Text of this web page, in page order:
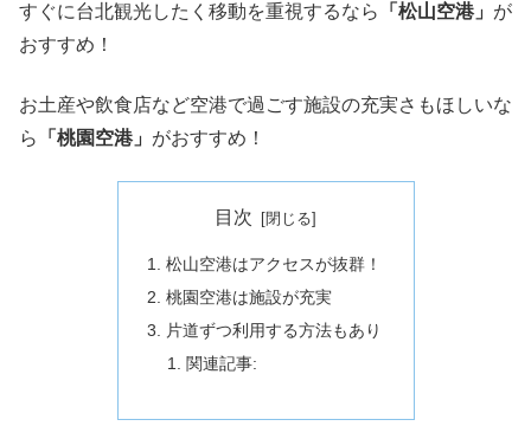
すぐに台北観光したく移動を重視するなら 「松山空港」 が
おすすめ！
お土産や飲食店など空港で過ごす施設の充実さもほしいな
ら
「桃園空港」 がおすすめ！
目次
松山空港はアクセスが抜群！
桃園空港は施設が充実
片道ずつ利用する方法もあり
関連記事: